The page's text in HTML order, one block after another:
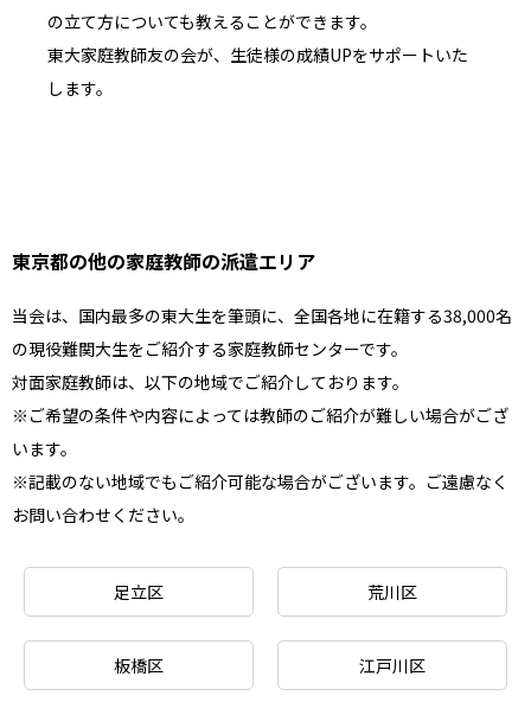
の立て方についても教えることができます。
東大家庭教師友の会が、生徒様の成績UPをサポートいた
します。
東京都の他の家庭教師の派遣エリア
当会は、国内最多の東大生を筆頭に、全国各地に在籍する38,000名
の現役難関大生をご紹介する家庭教師センターです。
対面家庭教師は、以下の地域でご紹介しております。
※ご希望の条件や内容によっては教師のご紹介が難しい場合がござ
います。
※記載のない地域でもご紹介可能な場合がございます。ご遠慮なく
お問い合わせください。
足立区 荒川区
板橋区 江戸川区